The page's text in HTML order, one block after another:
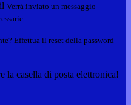
Verrà inviato un messaggio
Effettua il reset della password
la casella di posta elettronica!